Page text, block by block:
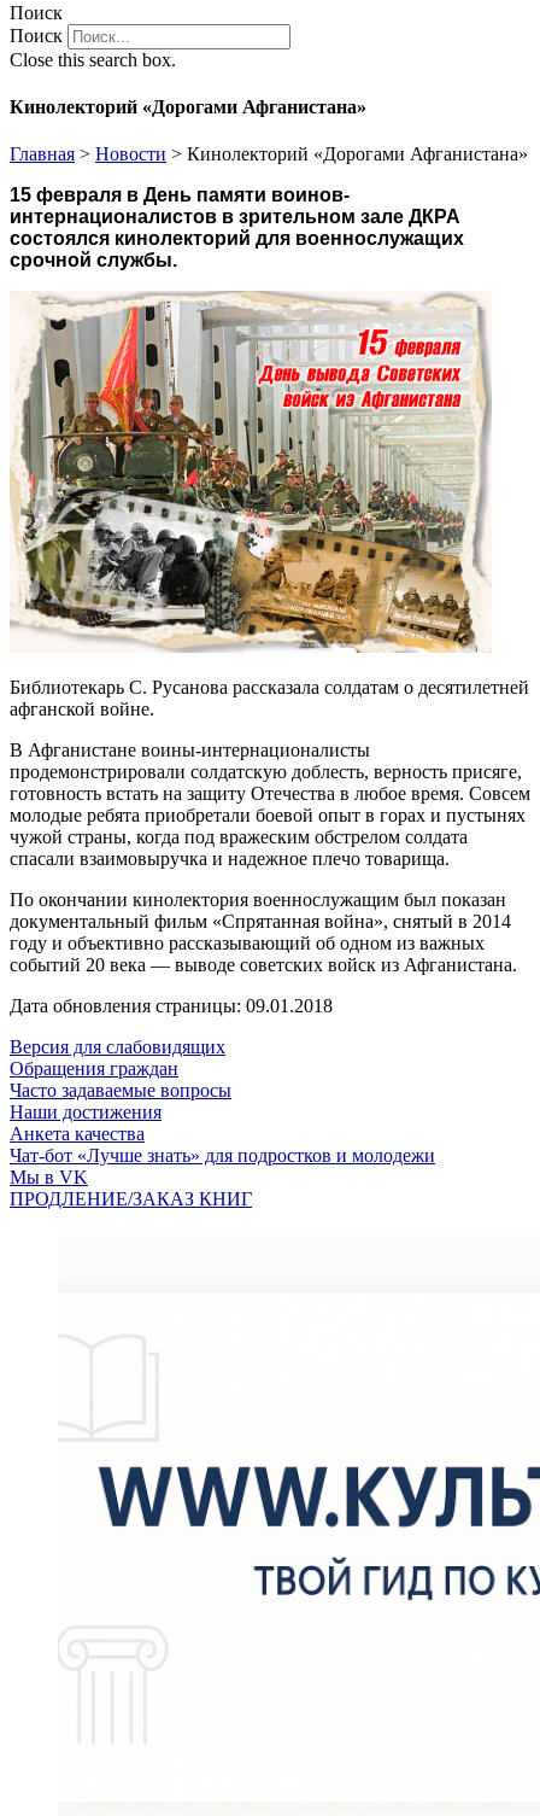
Поиск
Поиск
Close this search box.
Кинолекторий «Дорогами Афганистана»
Главная > Новости > Кинолекторий «Дорогами Афганистана»
15 февраля в День памяти воинов-
интернационалистов в зрительном зале ДКРА
состоялся кинолекторий для военнослужащих
срочной службы.
Библиотекарь С. Русанова рассказала солдатам о десятилетней
афганской войне.
В Афганистане воины-интернационалисты
продемонстрировали солдатскую доблесть, верность присяге,
готовность встать на защиту Отечества в любое время. Совсем
молодые ребята приобретали боевой опыт в горах и пустынях
чужой страны, когда под вражеским обстрелом солдата
спасали взаимовыручка и надежное плечо товарища.
По окончании кинолектория военнослужащим был показан
документальный фильм «Спрятанная война», снятый в 2014
году и объективно рассказывающий об одном из важных
событий 20 века — выводе советских войск из Афганистана.
Дата обновления страницы: 09.01.2018
Версия для слабовидящих
Обращения граждан
Часто задаваемые вопросы
Наши достижения
Анкета качества
Чат-бот «Лучше знать» для подростков и молодежи
Мы в VK
ПРОДЛЕНИЕ/ЗАКАЗ КНИГ